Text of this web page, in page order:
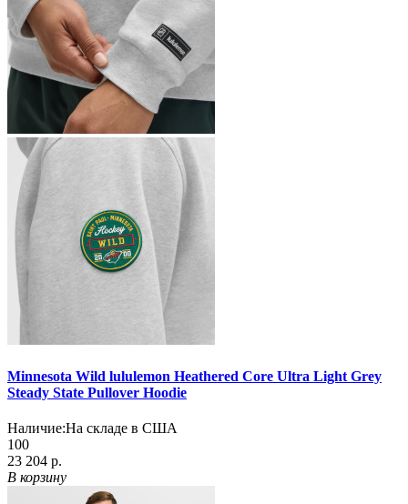
Minnesota Wild lululemon Heathered Core Ultra Light Grey
Steady State Pullover Hoodie
Наличие:На складе в США
100
23 204 р.
В корзину